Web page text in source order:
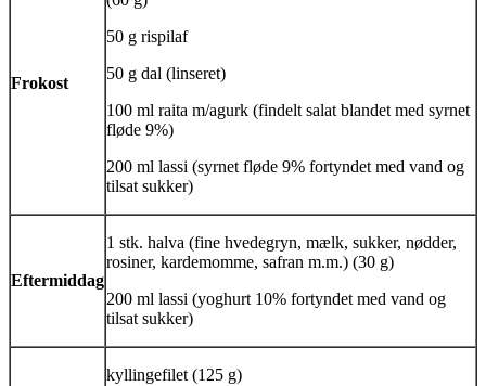
Frokost
50 g rispilaf
50 g dal (linseret)
100 ml raita m/agurk (findelt salat blandet med syrnet
fløde 9%)
200 ml lassi (syrnet fløde 9% fortyndet med vand og
tilsat sukker)
Eftermiddag
1 stk. halva (fine hvedegryn, mælk, sukker, nødder,
rosiner, kardemomme, safran m.m.) (30 g)
200 ml lassi (yoghurt 10% fortyndet med vand og
tilsat sukker)
kyllingefilet (125 g)